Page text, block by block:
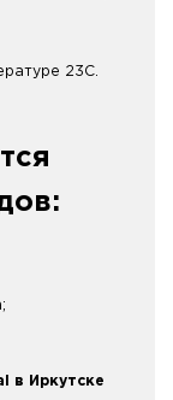
23С.
в Иркутске